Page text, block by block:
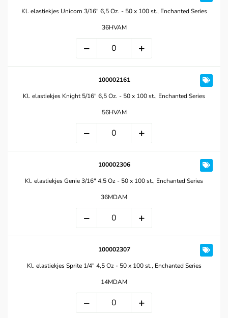
Kl. elastiekjes Unicorn 3/16" 6,5 Oz. - 50 x 100 st., Enchanted Series
36HVAM
100002161
Kl. elastiekjes Knight 5/16" 6,5 Oz. - 50 x 100 st., Enchanted Series
56HVAM
100002306
Kl. elastiekjes Genie 3/16" 4,5 Oz - 50 x 100 st., Enchanted Series
36MDAM
100002307
Kl. elastiekjes Sprite 1/4" 4,5 Oz - 50 x 100 st., Enchanted Series
14MDAM